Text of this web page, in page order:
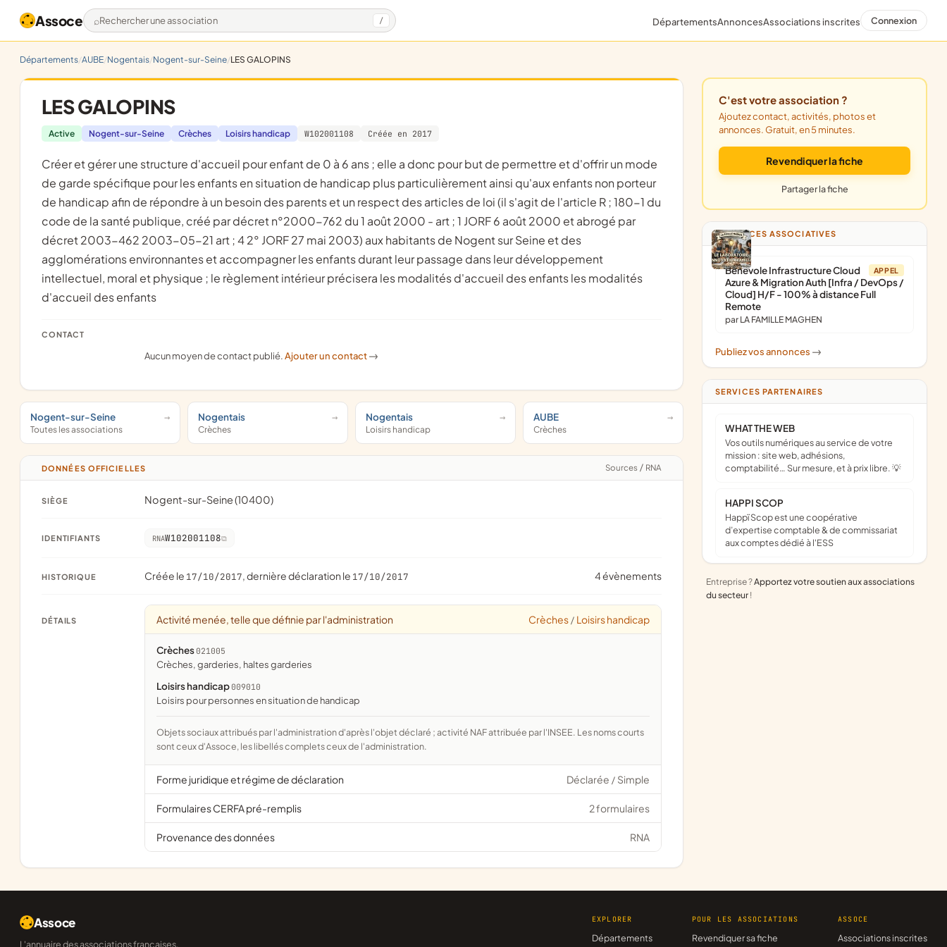
Assoce Rechercher une association / DépartementsAnnoncesAssociations inscrites Connexion
Départements AUBE Nogentais Nogent-sur-Seine LES GALOPINS
LES GALOPINS
Active Nogent-sur-Seine Crèches Loisirs handicap W102001108 Créée en 2017
créer et gérer une structure d'accueil pour enfant de 0 à 6 ans ; elle a donc pour but de permettre et d'offrir un mode
de garde spécifique pour les enfants en situation de handicap plus particulièrement ainsi qu'aux enfants non porteur
de handicap afin de répondre à un besoin des parents et un respect des articles de loi (il s'agit de l'article R ; 180-1 du
code de la santé publique, créé par décret n°2000-762 du 1 août 2000 - art ; 1 JORF 6 août 2000 et abrogé par
décret 2003-462 2003-05-21 art ; 4 2° JORF 27 mai 2003) aux habitants de Nogent sur Seine et des
agglomérations environnantes et accompagner les enfants durant leur passage dans leur développement
intellectuel, moral et physique ; le règlement intérieur précisera les modalités d'accueil des enfants les modalités
d'accueil des enfants
CONTACT
Aucun moyen de contact publié.Ajouter un contact ->
Nogent-sur-Seine
Toutes les associations
Nogentais
Crèches
Nogentais
Loisirs handicap
AUBE
Crèches
DONNÉES OFFICIELLES Sources / RNA
SIÈGE Nogent-sur-Seine (10400)
IDENTIFIANTS RNAW102001108
HISTORIQUE Créée le 17/10/2017, dernière déclaration le 17/10/2017 4 évènements
DÉTAILS Activité menée, telle que définie par l'administration Crèches / Loisirs handicap
Crèches 021005
crèches, garderies, haltes garderies
Loisirs handicap 009010
loisirs pour personnes en situation de handicap
Objets sociaux attribués par l'administration d'après l'objet déclaré ; activité NAF attribuée par l'INSEE. Les noms courts
sont ceux d'Assoce, les libellés complets ceux de l'administration.
Forme juridique et régime de déclaration Déclarée / Simple
Formulaires CERFA pré-remplis 2 formulaires
Provenance des données RNA
C'est votre association ?
Ajoutez contact, activités, photos et
annonces. Gratuit, en 5 minutes.
Revendiquer la fiche
Partager la fiche
ANNONCES ASSOCIATIVES
APPEL
Bénévole Infrastructure Cloud
Azure & Migration Auth [Infra / DevOps /
Cloud] H/F - 100% à distance Full
Remote
par LA FAMILLE MAGHEN
Publiez vos annonces ->
SERVICES PARTENAIRES
WHAT THE WEB
Vos outils numériques au service de votre
mission : site web, adhésions,
comptabilité… Sur mesure, et à prix libre. 💡
HAPPI SCOP
Happï Scop est une coopérative
d’expertise comptable & de commissariat
aux comptes dédié à l'ESS
Entreprise ?Apportez votre soutien aux associations
du secteur !
Assoce
L'annuaire des associations françaises,
EXPLORER
Départements
POUR LES ASSOCIATIONS
Revendiquer sa fiche
ASSOCE
Associations inscrites